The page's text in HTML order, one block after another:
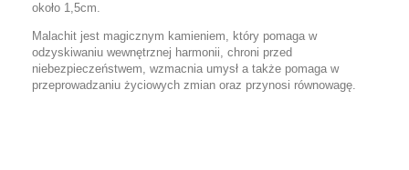
około 1,5cm.
Malachit jest magicznym kamieniem, który pomaga w
odzyskiwaniu wewnętrznej harmonii, chroni przed
niebezpieczeństwem, wzmacnia umysł a także pomaga w
przeprowadzaniu życiowych zmian oraz przynosi równowagę.